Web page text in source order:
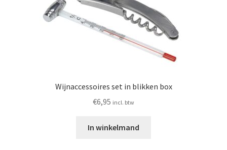
Wijnaccessoires set in blikken box
€6,95 incl. btw
In winkelmand